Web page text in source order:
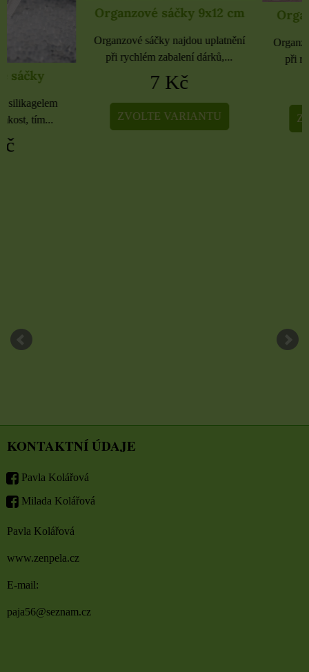
Organzové sáčky 9x12 cm
Organzové sáčky najdou uplatnění
při rychlém zabalení dárků,...
ZVOLTE VARIANTU
Organzové sáčky
Organzové sáčky najdou
při rychlém zabalení
ZVOLTE
KONTAKTNÍ ÚDAJE
Pavla Kolářová
Milada Kolářová
Pavla Kolářová
www.zenpela.cz
E-mail:
paja56@seznam.cz